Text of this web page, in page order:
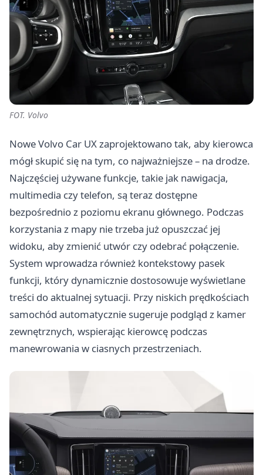
FOT. Volvo
Nowe Volvo Car UX zaprojektowano tak, aby kierowca
mógł skupić się na tym, co najważniejsze – na drodze.
Najczęściej używane funkcje, takie jak nawigacja,
multimedia czy telefon, są teraz dostępne
bezpośrednio z poziomu ekranu głównego. Podczas
korzystania z mapy nie trzeba już opuszczać jej
widoku, aby zmienić utwór czy odebrać połączenie.
System wprowadza również kontekstowy pasek
funkcji, który dynamicznie dostosowuje wyświetlane
treści do aktualnej sytuacji. Przy niskich prędkościach
samochód automatycznie sugeruje podgląd z kamer
zewnętrznych, wspierając kierowcę podczas
manewrowania w ciasnych przestrzeniach.